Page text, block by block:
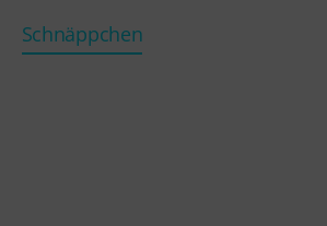
Schnäppchen